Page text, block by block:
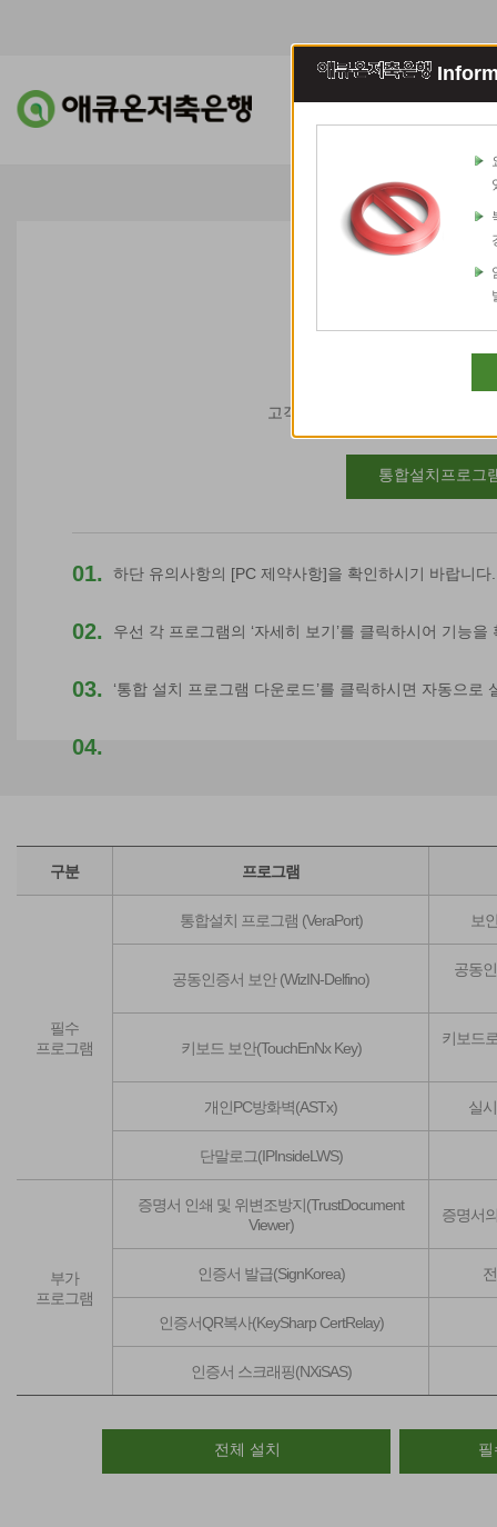
조회이체 예적
고객님의 안전한서비스 이용을
통합설치프로그
01. 하단 유의사항의 [PC 제약사항]을 확인하시기 바랍니다.
02. 우선 각 프로그램의 ‘자세히 보기’를 클릭하시어 기능
03. ‘통합 설치 프로그램 다운로드’를 클릭하시면 자동으
04.
구분 프로그램
필수
프로그램
통합설치 프로그램 (VeraPort) 보
공동인증서 보안 (WizIN-Delfino)
공동
키보드 보안(TouchEnNx Key)
키보드
개인PC방화벽(ASTx) 실
단말로그(IPInsideLWS)
부가
프로그램
증명서 인쇄 및 위변조방지(TrustDocument
Viewer)
증명서
인증서 발급(SignKorea)
인증서QR복사(KeySharp CertRelay)
인증서 스크래핑(NXiSAS)
전체 설치